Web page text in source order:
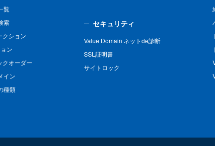
覧
索
クション
ン
クオーダー
イン
種類
セキュリティ
Value Domain ネットde診断
SSL証明書
サイトロック